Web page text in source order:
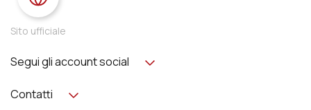
Sito ufficiale
Segui gli account social
Contatti